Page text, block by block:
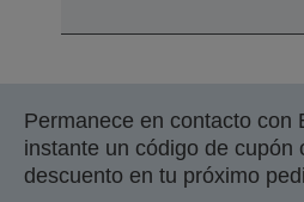
Permanece en contacto con
instante un código de cupón
descuento en tu próximo